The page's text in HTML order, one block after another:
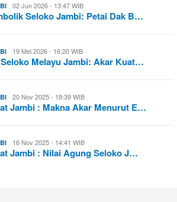
02 Jun 2026 - 13:47 WIB
Seloko Jambi: Petai Dak B…
19 Mei 2026 - 16:20 WIB
Melayu Jambi: Akar Kuat…
20 Nov 2025 - 19:39 WIB
Jambi : Makna Akar Menurut E…
16 Nov 2025 - 14:41 WIB
Jambi : Nilai Agung Seloko J…